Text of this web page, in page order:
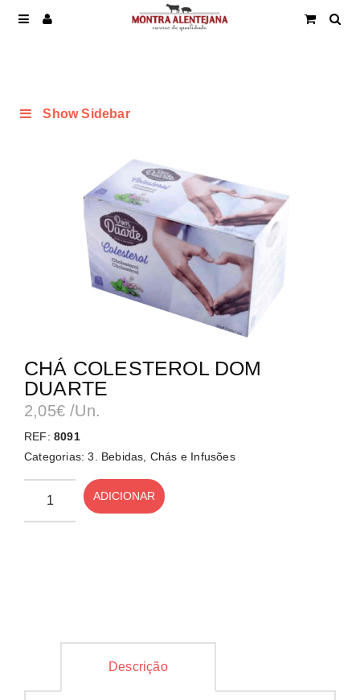
Show Sidebar
CHÁ COLESTEROL DOM
DUARTE
2,05€ /Un.
REF: 8091
Categorias:3. Bebidas Chás e Infusões
ADICIONAR
Descrição